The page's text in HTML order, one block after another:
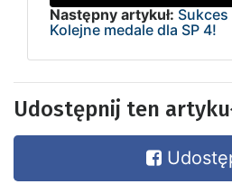
Następny artykuł:
Kolejne medale dla SP 4!
Udostępnij ten